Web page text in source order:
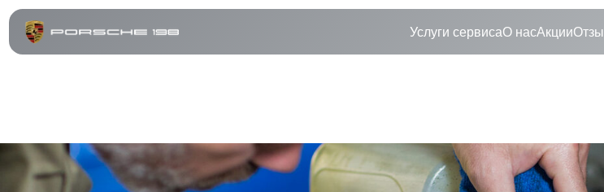
Услуги сервисаО насАкцииОтзывыКонтакты